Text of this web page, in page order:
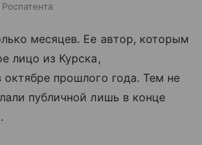
месяцев. Ее автор, которым
лицо из Курска,
октябре прошлого года. Тем не
публичной лишь в конце